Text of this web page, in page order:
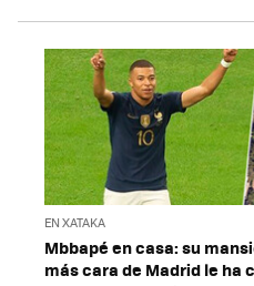
EN XATAKA
Mbbapé en casa: su
más cara de Madrid le ha